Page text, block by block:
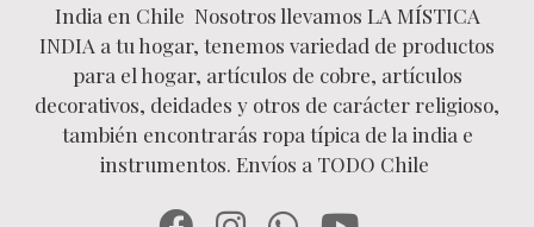
India en Chile Nosotros llevamos LA MÍSTICA
INDIA a tu hogar, tenemos variedad de productos
para el hogar, artículos de cobre, artículos
decorativos, deidades y otros de carácter religioso,
también encontrarás ropa típica de la india e
instrumentos. Envíos a TODO Chile